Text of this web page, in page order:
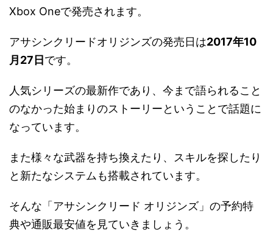
Xbox Oneで発売されます。
アサシンクリードオリジンズの発売日は2017年10
月27日です。
人気シリーズの最新作であり、今まで語られること
のなかった始まりのストーリーということで話題に
なっています。
また様々な武器を持ち換えたり、スキルを探したり
と新たなシステムも搭載されています。
そんな「アサシンクリード オリジンズ」の予約特
典や通販最安値を見ていきましょう。